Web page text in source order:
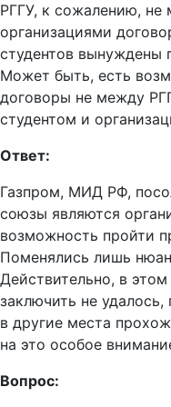
РГГУ, к сожалению, не
организациями
студентов вынуждены
Может быть, есть
договоры не между
студентом и
Ответ:
Газпром, МИД РФ,
союзы являются
возможность пройти
Поменялись лишь
Действительно, в
заключить не
в другие места
на это особое
Вопрос: